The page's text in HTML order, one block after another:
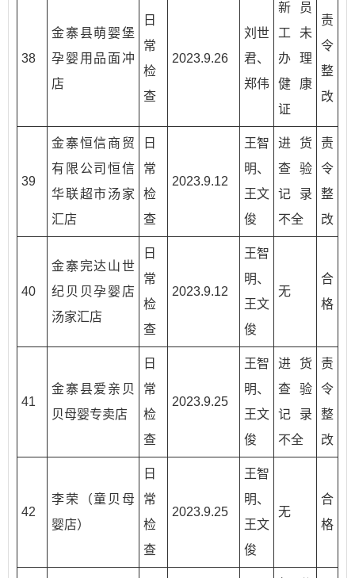
38
金寨县萌婴堡
孕婴用品面冲
店
日
常
检
查
2023.9.26
刘世
君、
郑伟
新员
工未
办理
健康
证
责
令
整
改
39
金寨恒信商贸
有限公司恒信
华联超市汤家
汇店
日
常
检
查
2023.9.12
王智
明、
王文
俊
进货
查验
记录
不全
责
令
整
改
40
金寨完达山世
纪贝贝孕婴店
汤家汇店
日
常
检
查
2023.9.12
王智
明、
王文
俊
无
合
格
41
金寨县爱亲贝
贝母婴专卖店
日
常
检
查
2023.9.25
王智
明、
王文
俊
进货
查验
记录
不全
责
令
整
改
42
李荣（童贝母
婴店）
日
常
检
查
2023.9.25
王智
明、
王文
俊
无
合
格